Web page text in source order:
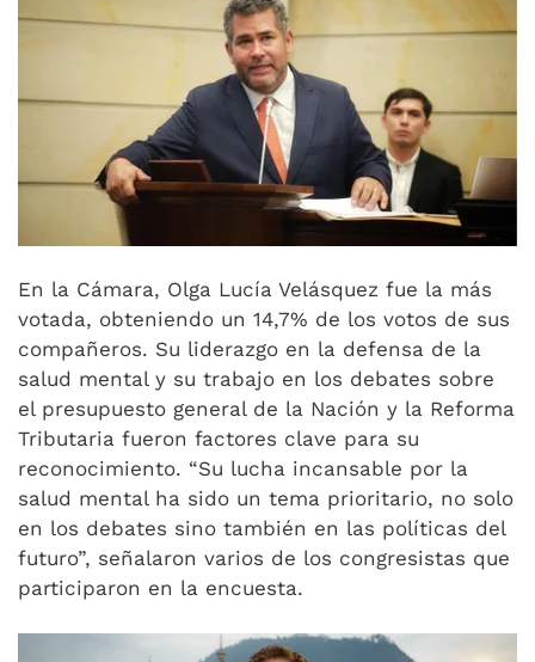
En la Cámara, Olga Lucía Velásquez fue la más
votada, obteniendo un 14,7% de los votos de sus
compañeros. Su liderazgo en la defensa de la
salud mental y su trabajo en los debates sobre
el presupuesto general de la Nación y la Reforma
Tributaria fueron factores clave para su
reconocimiento. “Su lucha incansable por la
salud mental ha sido un tema prioritario, no solo
en los debates sino también en las políticas del
futuro”, señalaron varios de los congresistas que
participaron en la encuesta.